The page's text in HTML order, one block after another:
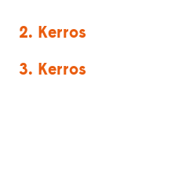
2. Kerros
3. Kerros